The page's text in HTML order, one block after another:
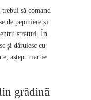
să comand
de pepiniere și
straturi. În
și dăruiesc cu
aștept martie
grădină